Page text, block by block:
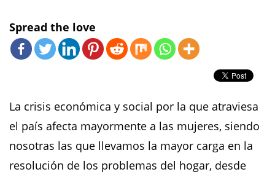
Spread the love
La crisis económica y social por la que atraviesa
el país afecta mayormente a las mujeres, siendo
nosotras las que llevamos la mayor carga en la
resolución de los problemas del hogar, desde